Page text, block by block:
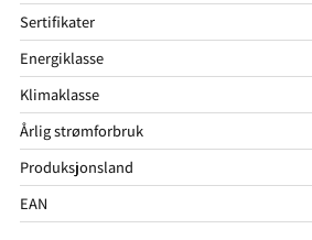
Sertifikater
Energiklasse
Klimaklasse
Årlig strømforbruk
Produksjonsland
EAN